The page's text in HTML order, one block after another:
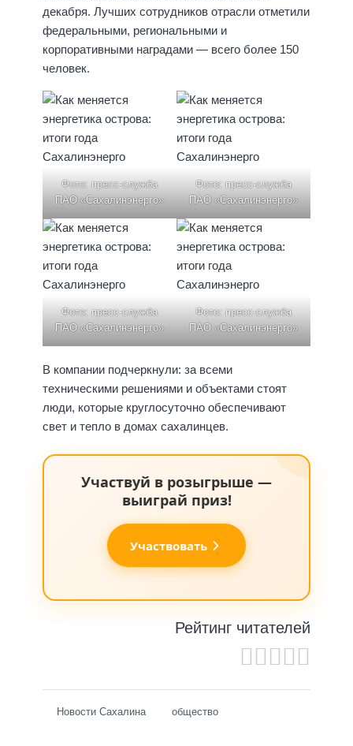
декабря. Лучших сотрудников отрасли отметили
федеральными, региональными и
корпоративными наградами — всего более 150
человек.
Фото: пресс-служба
ПАО «Сахалинэнерго»
Фото: пресс-служба
ПАО «Сахалинэнерго»
Фото: пресс-служба
ПАО «Сахалинэнерго»
Фото: пресс-служба
ПАО «Сахалинэнерго»
В компании подчеркнули: за всеми
техническими решениями и объектами стоят
люди, которые круглосуточно обеспечивают
свет и тепло в домах сахалинцев.
Участвуй в розыгрыше —
выиграй приз!
Участвовать
Рейтинг читателей
Новости Сахалина общество